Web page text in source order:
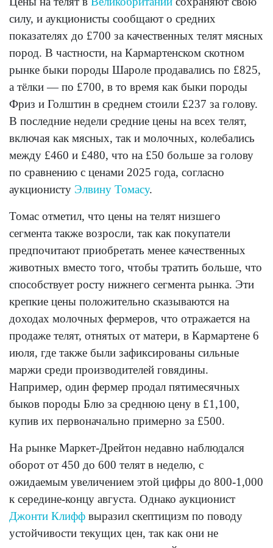
силу, и аукционисты сообщают о средних
показателях до £700 за качественных телят мясных
пород. В частности, на Кармартенском скотном
рынке быки породы Шароле продавались по £825,
а тёлки — по £700, в то время как быки породы
Фриз и Голштин в среднем стоили £237 за голову.
В последние недели средние цены на всех телят,
включая как мясных, так и молочных, колебались
между £460 и £480, что на £50 больше за голову
по сравнению с ценами 2025 года, согласно
аукционисту Элвину Томасу.
Томас отметил, что цены на телят низшего
сегмента также возросли, так как покупатели
предпочитают приобретать менее качественных
животных вместо того, чтобы тратить больше, что
способствует росту нижнего сегмента рынка. Эти
крепкие цены положительно сказываются на
доходах молочных фермеров, что отражается на
продаже телят, отнятых от матери, в Кармартене 6
июля, где также были зафиксированы сильные
маржи среди производителей говядины.
Например, один фермер продал пятимесячных
быков породы Блю за среднюю цену в £1,100,
купив их первоначально примерно за £500.
На рынке Маркет-Дрейтон недавно наблюдался
оборот от 450 до 600 телят в неделю, с
ожидаемым увеличением этой цифры до 800-1,000
к середине-концу августа. Однако аукционист
Джонти Клифф выразил скептицизм по поводу
устойчивости текущих цен, так как они не